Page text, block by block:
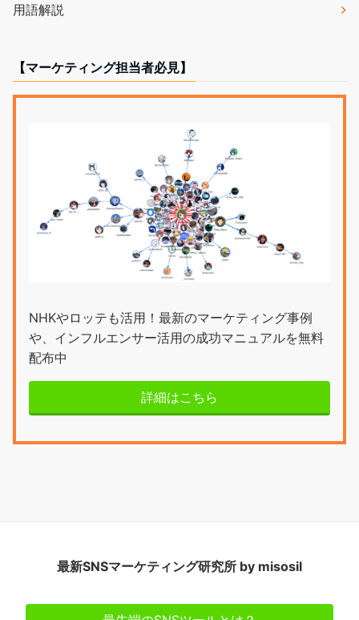
用語解説
【マーケティング担当者必見】
NHKやロッテも活用！最新のマーケティング事例
や、インフルエンサー活用の成功マニュアルを無料
配布中
詳細はこちら
最新SNSマーケティング研究所 by misosil